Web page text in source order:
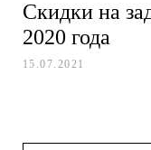
Скидки на
2020 года
15.07.2021